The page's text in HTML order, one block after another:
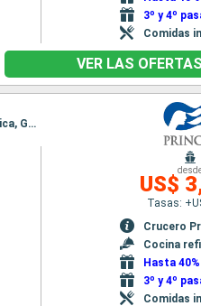
3º y 4º
Comidas
VER LAS OFERTAS
Itinerario : Fort Lauderdale, Saint Martin (Antilles Néerlandaises), South Friar's beach, Martinica, Dominica, Grenada, Trinidad, Aruba, Klein Curaçao, Fort Lauderdale
US$
Tasas:
Crucero
Cocina
Hasta
3º y 4º
Comidas